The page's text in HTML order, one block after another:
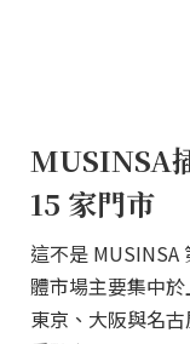
MUSINSA
15 家門市
這不是
體市場主要集中
東京、大阪與名